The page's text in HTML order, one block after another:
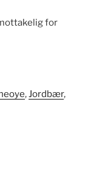
for
,Jordbær,